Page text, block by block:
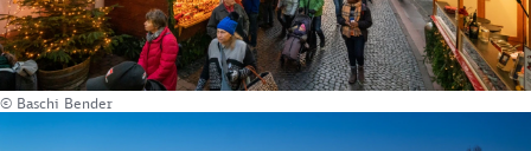
© Baschi Bender